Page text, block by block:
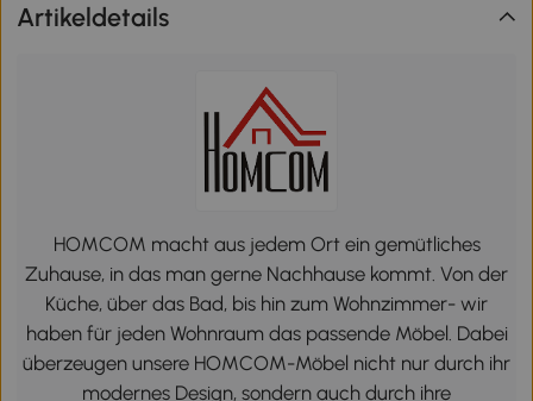
Artikeldetails
HOMCOM macht aus jedem Ort ein gemütliches
Zuhause, in das man gerne Nachhause kommt. Von der
Küche, über das Bad, bis hin zum Wohnzimmer- wir
haben für jeden Wohnraum das passende Möbel. Dabei
überzeugen unsere HOMCOM-Möbel nicht nur durch ihr
modernes Design, sondern auch durch ihre